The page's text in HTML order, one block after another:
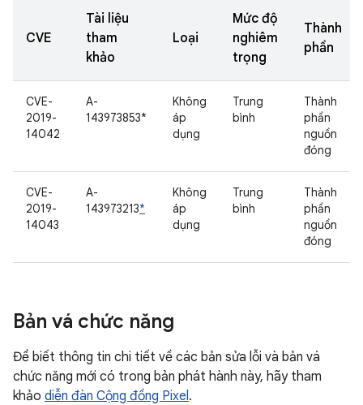
CVE
Tài liệu
tham
khảo
Loại
Mức độ
nghiêm
trọng
Thành
phần
CVE-
2019-
14042
A-
143973853*
Không
áp
dụng
Trung
bình
Thành
phần
nguồn
đóng
CVE-
2019-
14043
A-
143973213*
Không
áp
dụng
Trung
bình
Thành
phần
nguồn
đóng
Bản vá chức năng
Để biết thông tin chi tiết về các bản sửa lỗi và bản vá
chức năng mới có trong bản phát hành này, hãy tham
khảo diễn đàn Cộng đồng Pixel.